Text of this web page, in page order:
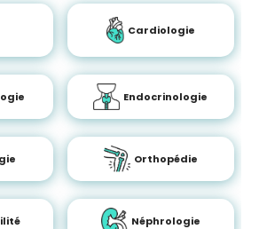
Cardiologie
Endocrinologie
Orthopédie
Néphrologie